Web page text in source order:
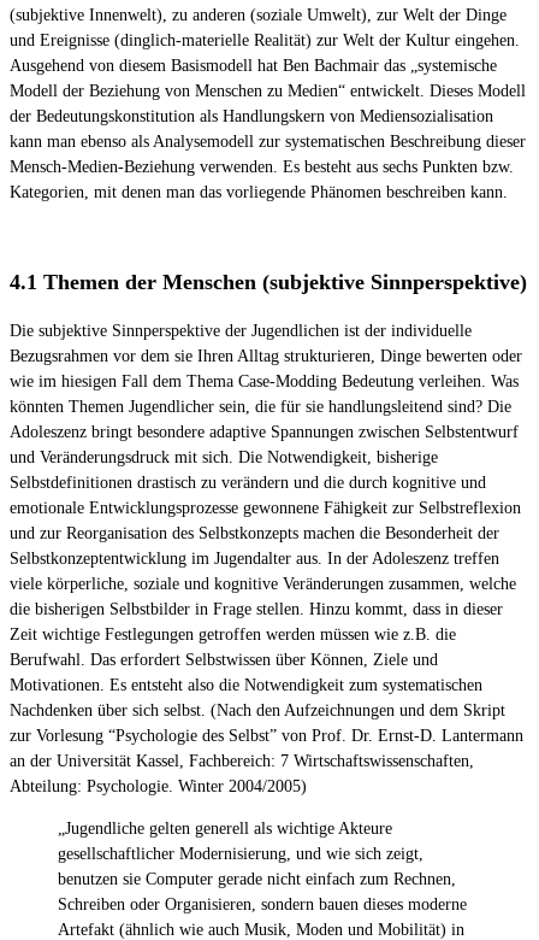
(subjektive Innenwelt), zu anderen (soziale Umwelt), zur Welt der Dinge
und Ereignisse (dinglich-materielle Realität) zur Welt der Kultur eingehen.
Ausgehend von diesem Basismodell hat Ben Bachmair das „systemische
Modell der Beziehung von Menschen zu Medien“ entwickelt. Dieses Modell
der Bedeutungskonstitution als Handlungskern von Mediensozialisation
kann man ebenso als Analysemodell zur systematischen Beschreibung dieser
Mensch-Medien-Beziehung verwenden. Es besteht aus sechs Punkten bzw.
Kategorien, mit denen man das vorliegende Phänomen beschreiben kann.
4.1 Themen der Menschen (subjektive Sinnperspektive)
Die subjektive Sinnperspektive der Jugendlichen ist der individuelle
Bezugsrahmen vor dem sie Ihren Alltag strukturieren, Dinge bewerten oder
wie im hiesigen Fall dem Thema Case-Modding Bedeutung verleihen. Was
könnten Themen Jugendlicher sein, die für sie handlungsleitend sind? Die
Adoleszenz bringt besondere adaptive Spannungen zwischen Selbstentwurf
und Veränderungsdruck mit sich. Die Notwendigkeit, bisherige
Selbstdefinitionen drastisch zu verändern und die durch kognitive und
emotionale Entwicklungsprozesse gewonnene Fähigkeit zur Selbstreflexion
und zur Reorganisation des Selbstkonzepts machen die Besonderheit der
Selbstkonzeptentwicklung im Jugendalter aus. In der Adoleszenz treffen
viele körperliche, soziale und kognitive Veränderungen zusammen, welche
die bisherigen Selbstbilder in Frage stellen. Hinzu kommt, dass in dieser
Zeit wichtige Festlegungen getroffen werden müssen wie z.B. die
Berufwahl. Das erfordert Selbstwissen über Können, Ziele und
Motivationen. Es entsteht also die Notwendigkeit zum systematischen
Nachdenken über sich selbst. (Nach den Aufzeichnungen und dem Skript
zur Vorlesung “Psychologie des Selbst” von Prof. Dr. Ernst-D. Lantermann
an der Universität Kassel, Fachbereich: 7 Wirtschaftswissenschaften,
Abteilung: Psychologie. Winter 2004/2005)
„Jugendliche gelten generell als wichtige Akteure
gesellschaftlicher Modernisierung, und wie sich zeigt,
benutzen sie Computer gerade nicht einfach zum Rechnen,
Schreiben oder Organisieren, sondern bauen dieses moderne
Artefakt (ähnlich wie auch Musik, Moden und Mobilität) in